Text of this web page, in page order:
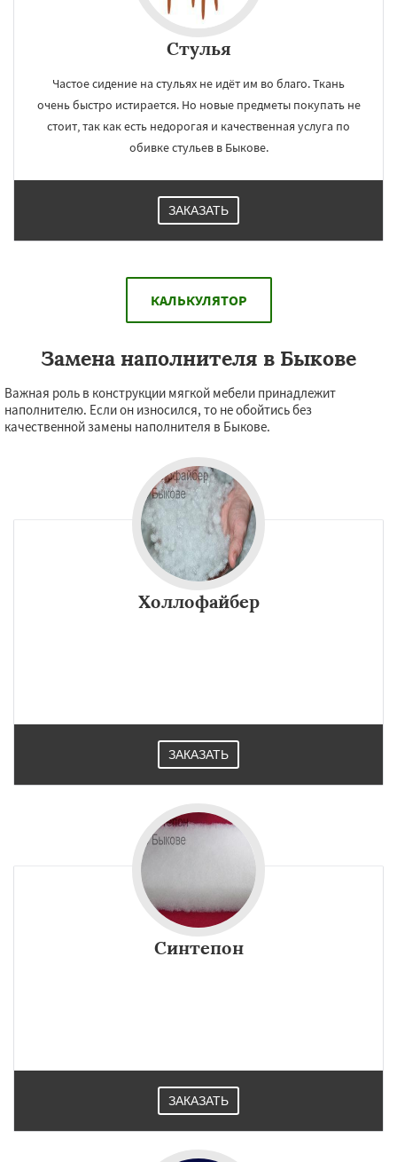
Стулья
Частое сидение на стульях не идёт им во благо. Ткань
очень быстро истирается. Но новые предметы покупать не
стоит, так как есть недорогая и качественная услуга по
обивке стульев в Быкове.
ЗАКАЗАТЬ
КАЛЬКУЛЯТОР
Замена наполнителя в Быкове
Важная роль в конструкции мягкой мебели принадлежит
наполнителю. Если он износился, то не обойтись без
качественной замены наполнителя в Быкове.
Холлофайбер
ЗАКАЗАТЬ
Синтепон
ЗАКАЗАТЬ